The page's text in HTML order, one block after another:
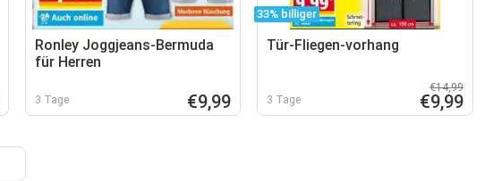
Ronley Joggjeans-Bermuda
für Herren
3 Tage €9,99
33% billiger
Tür-Fliegen-vorhang
3 Tage
€14,99
€9,99